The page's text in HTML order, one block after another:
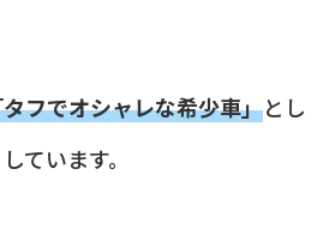
フでオシャレな希少車」とし
ています。